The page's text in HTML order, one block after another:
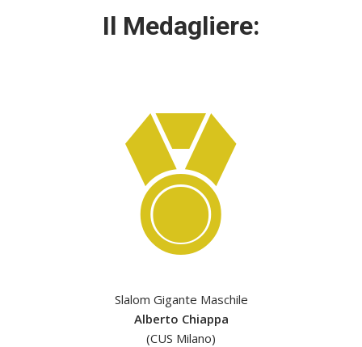
Il Medagliere:
Slalom Gigante Maschile
Alberto Chiappa
(CUS Milano)